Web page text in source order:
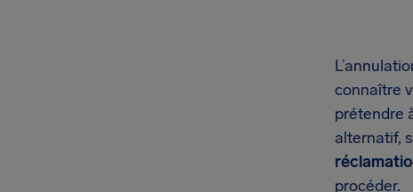
connaître
prétendre
alternatif,
procéder.